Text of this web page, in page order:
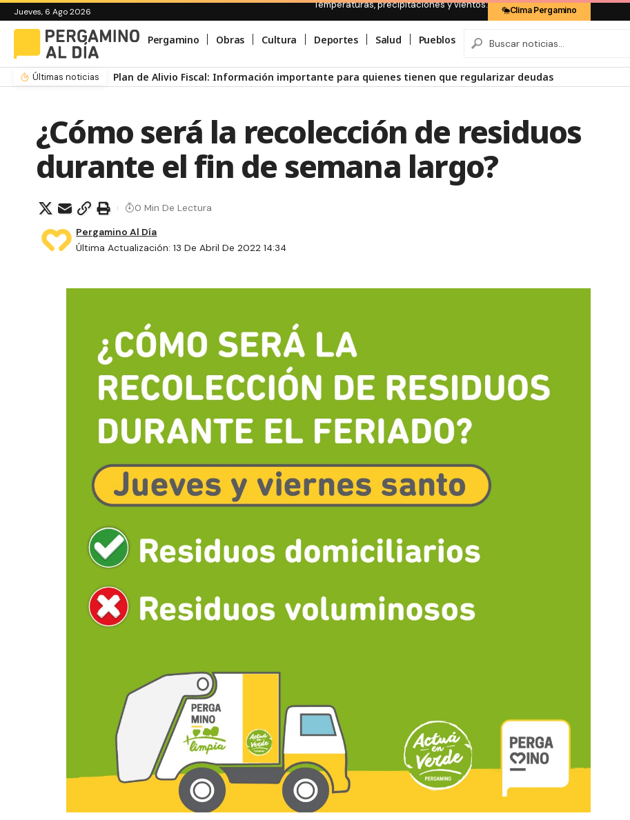
Jueves, 6 Ago 2026
Temperaturas, precipitaciones y vientos: Clima Pergamino
Pergamino Obras Cultura Deportes Salud Pueblos
Últimas noticias Plan de Alivio Fiscal: Información importante para quienes tienen que regularizar deudas
¿Cómo será la recolección de residuos
durante el fin de semana largo?
Última Actualización: 13 De Abril De 2022 14:34
Pergamino Al Día
0 Min De Lectura